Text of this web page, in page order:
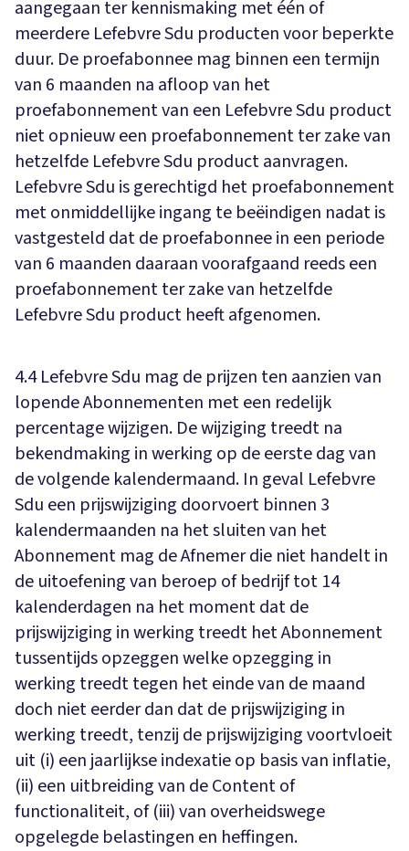
aangegaan ter kennismaking met één of
meerdere Lefebvre Sdu producten voor beperkte
duur. De proefabonnee mag binnen een termijn
van 6 maanden na afloop van het
proefabonnement van een Lefebvre Sdu product
niet opnieuw een proefabonnement ter zake van
hetzelfde Lefebvre Sdu product aanvragen.
Lefebvre Sdu is gerechtigd het proefabonnement
met onmiddellijke ingang te beëindigen nadat is
vastgesteld dat de proefabonnee in een periode
van 6 maanden daaraan voorafgaand reeds een
proefabonnement ter zake van hetzelfde
Lefebvre Sdu product heeft afgenomen.
4.4 Lefebvre Sdu mag de prijzen ten aanzien van
lopende Abonnementen met een redelijk
percentage wijzigen. De wijziging treedt na
bekendmaking in werking op de eerste dag van
de volgende kalendermaand. In geval Lefebvre
Sdu een prijswijziging doorvoert binnen 3
kalendermaanden na het sluiten van het
Abonnement mag de Afnemer die niet handelt in
de uitoefening van beroep of bedrijf tot 14
kalenderdagen na het moment dat de
prijswijziging in werking treedt het Abonnement
tussentijds opzeggen welke opzegging in
werking treedt tegen het einde van de maand
doch niet eerder dan dat de prijswijziging in
werking treedt, tenzij de prijswijziging voortvloeit
uit (i) een jaarlijkse indexatie op basis van inflatie,
(ii) een uitbreiding van de Content of
functionaliteit, of (iii) van overheidswege
opgelegde belastingen en heffingen.